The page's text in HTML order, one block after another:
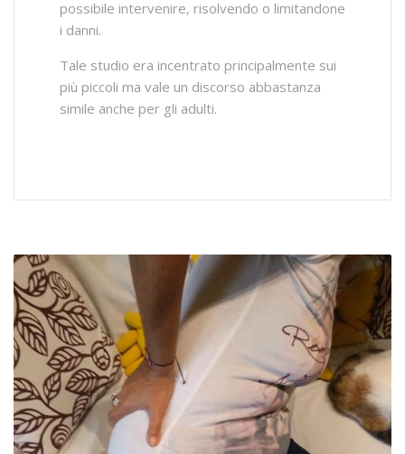
possibile intervenire, risolvendo o limitandone
i danni.
Tale studio era incentrato principalmente sui
più piccoli ma vale un discorso abbastanza
simile anche per gli adulti.